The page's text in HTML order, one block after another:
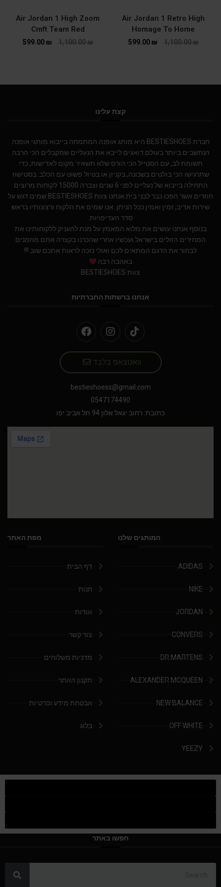
Air Jordan 1 Retro High
Homage To Home
1,100.00₪
599.00 ₪
Air Jordan 1 High Zoom
Cmft Team Red
1,100.00₪
599.00 ₪
קצת עלינו
חברת BESTIESHOES היא מותג אופנה המתמחה בייבוא מותגי אופנה
הנחשבים ביותר בעולם.דואגים לייבא את הנעליים שמקבלים הכי הרבה
תשומת לב, עם הסטייל הכי הורס שלא תשאיר מקום לאדישות, כדי
שתרגישו הכי בולטים בשכונה, בקניון או בטיול פשוט עם הכלב. בסטישוז
התחילה בייבוא של נעליים לפני 6 שנים וצברה 15000 לקוחות מרוצים
חוזרים אשר הפכו כבר לבני בית.אנחנו צוות BESTIESHOES שמים דגש על
שירות אדיב, זמין ואמין ככל הניתן. אנו שמים את הלקוח ורצונותיו בראש
סדר העדיפויות.
בנוסף אנחנו עושים את מלוא המאמץ על מנת להעניק ללקוחותינו את
המחירים הזולים בישראל.ועכשיו אחרי שהכרנו בקצרה אתם מוזמנים
לבחור את הדגם המתאים לכם ואולי נזכה לראות אתכם שוב !!!
באהבה רבה
צוות BESTIESHOES
אנחנו ברשתות החברתיות
וואטצאפ בלבד
bestieshoess@gmail.com
0547174490
כתובת: רחוב יגאל אלון 94 תל אביב יפו
המותגים שלנו
ADIDAS
NIKE
JORDAN
CONVERS
DR.MARTENS
ALEXANDER MCQUEEN
NEW BALANCE
OFF WHITE
YEEZY
מפת האתר
דף הבית
חנות
אודות
צור קשר
מדניות משלוחים
תקנון האתר
אבטחת מידע ופרטיות
בלוג
חפשו באתר